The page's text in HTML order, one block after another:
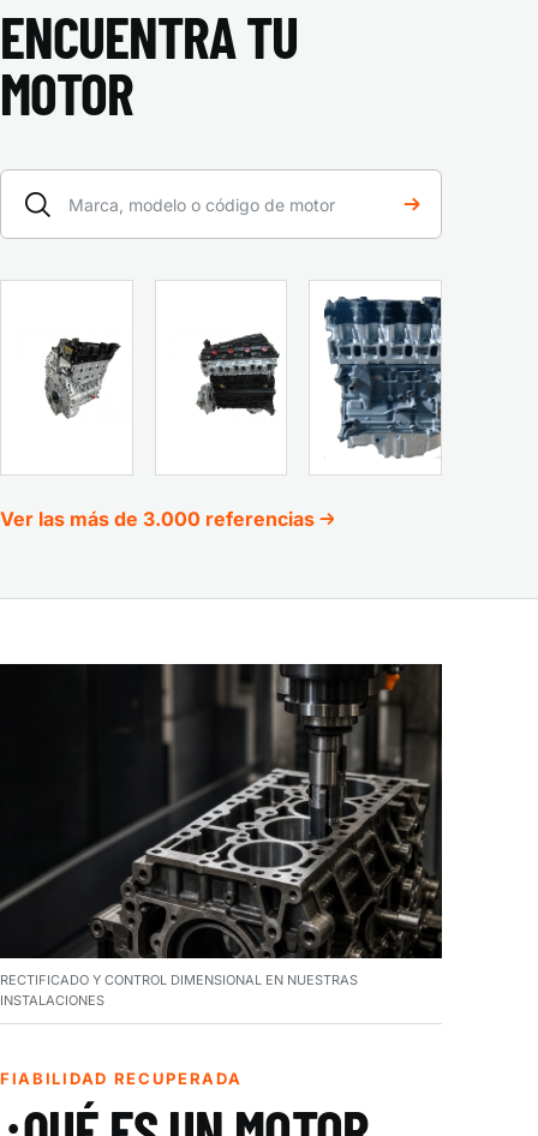
ENCUENTRA TU
MOTOR
Motor
N47D20C
Motor
TOYOTA
1CD
FTV
Ver las más de 3.000 referencias
RECTIFICADO Y CONTROL DIMENSIONAL EN NUESTRAS
INSTALACIONES
FIABILIDAD RECUPERADA